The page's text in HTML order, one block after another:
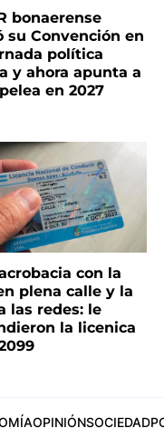
bonaerense
su Convención en
política
y ahora apunta a
en 2027
con la
plena calle y la
las redes: le
la licenica
OPINIÓNSOCIEDAD